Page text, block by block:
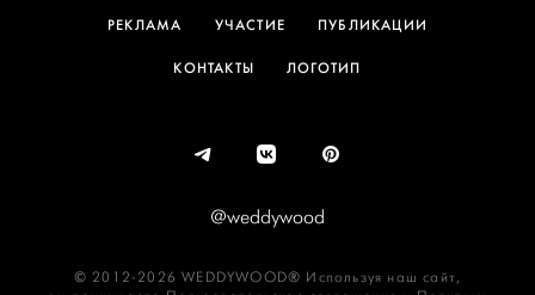
РЕКЛАМА УЧАСТИЕ ПУБЛИКАЦИИ
КОНТАКТЫ ЛОГОТИП
@weddywood
© 2012-2026 WEDDYWOOD® Используя наш сайт,